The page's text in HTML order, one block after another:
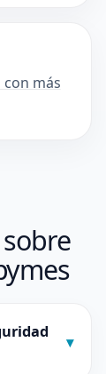
más
▾